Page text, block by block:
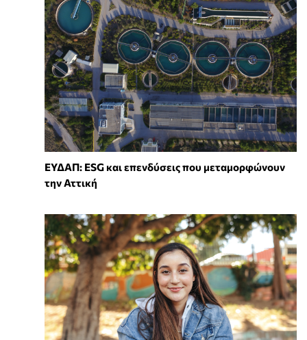
ΕΥΔΑΠ: ESG και επενδύσεις που μεταμορφώνουν
την Αττική